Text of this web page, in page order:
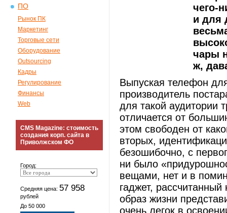
ПО
Рынок ПК
Маркетинг
Торговые сети
Оборудование
Outsourcing
Кадры
Регулирование
Финансы
Web
CMS Magazine: стоимость
создания корп. сайта в
Приволжском ФО
Город:
Средняя цена: 57 958
рублей
До 50 000
чего-
и для
чары
ж,
Выпуская телефон
производитель
для такой аудитории
отличается от
этом свободен от
вторых,
безошибочно, с
ни было
вещами, нет и в
гаджет,
образ жизни
очень легок в